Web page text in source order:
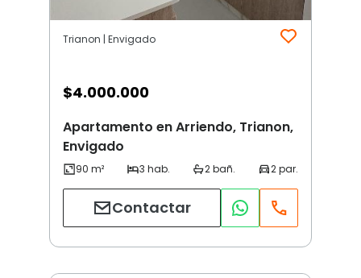
Trianon | Envigado
$4.000.000
Apartamento en Arriendo, Trianon,
Envigado
Contactar